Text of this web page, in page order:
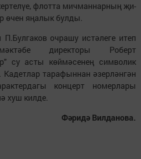
флотта мичманнарның җи­
өчен яңалык булды.
очрашу истә­леге итеп
мәктәбе директоры Роберт
су асты көймәсенең символик
тарафыннан әзерләнгән
концерт номерлары
хуш килде.
Фәридә Вилданова.